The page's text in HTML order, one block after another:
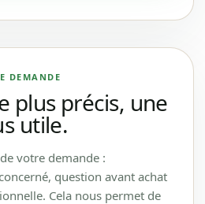
DEMANDE
plus précis, une
utile.
votre demande :
question avant achat
Cela nous permet de